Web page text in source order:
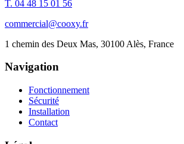
T. 04 48 15 01 56
commercial@cooxy.fr
1 chemin des Deux Mas, 30100 Alès, France
Navigation
Fonctionnement
Sécurité
Installation
Contact